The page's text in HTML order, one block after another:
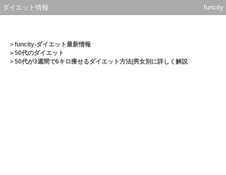
ダイエット情報 funcity
＞funcity-ダイエット最新情報
＞50代のダイエット
＞50代が3週間で6キロ痩せるダイエット方法|男女別に詳しく解説